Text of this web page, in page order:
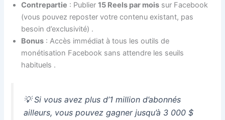
Contrepartie : Publier15 Reels par mois sur Facebook
(vous pouvez reposter votre contenu existant, pas
besoin d’exclusivité) .
Bonus : Accès immédiat à tous les outils de
monétisation Facebook sans attendre les seuils
habituels .
💡Si vous avez plus d’1 million d’abonnés
ailleurs, vous pouvez gagner jusqu’à 3 000 $